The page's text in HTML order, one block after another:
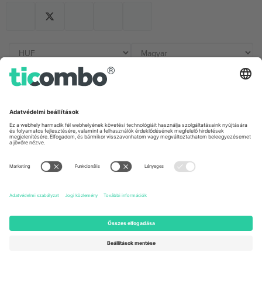
Germany
Unter den Linden 24, 10117
Berlin, Germany
United Kingdom
167 City Road, London, Greater
Newark, Delaware 19713, United
States
Engelberg, Switzerland